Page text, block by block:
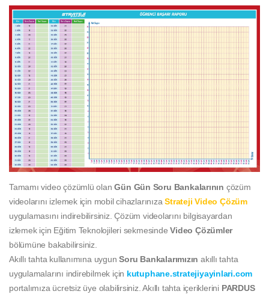
Tamamı video çözümlü olanGün Gün Soru Bankalarının çözüm
videolarını izlemek için mobil cihazlarınızaStrateji Video Çözüm
uygulamasını indirebilirsiniz. Çözüm videolarını bilgisayardan
izlemek için Eğitim Teknolojileri sekmesindeVideo Çözümler
bölümüne bakabilirsiniz.
Akıllı tahta kullanımına uygunSoru Bankalarımızın akıllı tahta
uygulamalarını indirebilmek için kutuphane.stratejiyayinlari.com
portalımıza ücretsiz üye olabilirsiniz. Akıllı tahta içeriklerini PARDUS